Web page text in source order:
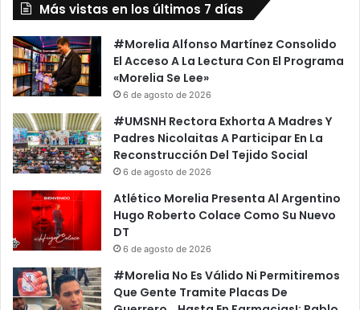
Más vistas en los últimos 7 días
#Morelia Alfonso Martínez Consolido
El Acceso A La Lectura Con El Programa
«Morelia Se Lee»
6 de agosto de 2026
#UMSNH Rectora Exhorta A Madres Y
Padres Nicolaitas A Participar En La
Reconstrucción Del Tejido Social
6 de agosto de 2026
Atlético Morelia Presenta Al Argentino
Hugo Roberto Colace Como Su Nuevo
DT
6 de agosto de 2026
#Morelia No Es Válido Ni Permitiremos
Que Gente Tramite Placas De